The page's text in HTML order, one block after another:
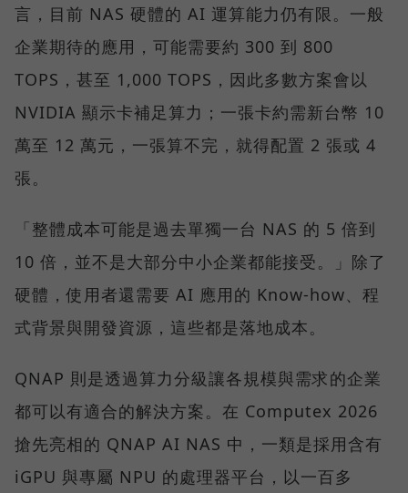
言，目前 NAS 硬體的 AI 運算能力仍有限。一般
企業期待的應用，可能需要約 300 到 800
TOPS，甚至 1,000 TOPS，因此多數方案會以
NVIDIA 顯示卡補足算力；一張卡約需新台幣 10
萬至 12 萬元，一張算不完，就得配置 2 張或 4
張。
「整體成本可能是過去單獨一台 NAS 的 5 倍到
10 倍，並不是大部分中小企業都能接受。」除了
硬體，使用者還需要 AI 應用的 Know-how、程
式背景與開發資源，這些都是落地成本。
QNAP 則是透過算力分級讓各規模與需求的企業
都可以有適合的解決方案。在 Computex 2026
搶先亮相的 QNAP AI NAS 中，一類是採用含有
iGPU 與專屬 NPU 的處理器平台，以一百多